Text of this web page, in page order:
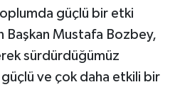
güçlü bir etki
Mustafa Bozbey,
sürdürdüğümüz
ve çok daha etkili bir